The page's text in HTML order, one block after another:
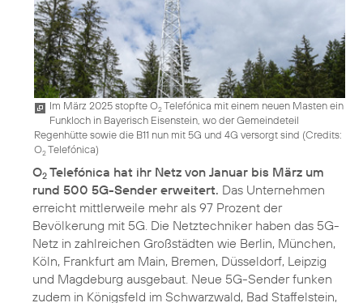
Im März 2025 stopfte O2Telefónica mit einem neuen Masten ein
Funkloch in Bayerisch Eisenstein, wo der Gemeindeteil
Regenhütte sowie die B11 nun mit 5G und 4G versorgt sind (Credits:
O2Telefónica)
O2 Telefónica hat ihr Netz von Januar bis März um
rund 500 5G-Sender erweitert. Das Unternehmen
erreicht mittlerweile mehr als 97 Prozent der
Bevölkerung mit 5G. Die Netztechniker haben das 5G-
Netz in zahlreichen Großstädten wie Berlin, München,
Köln, Frankfurt am Main, Bremen, Düsseldorf, Leipzig
und Magdeburg ausgebaut. Neue 5G-Sender funken
zudem in Königsfeld im Schwarzwald, Bad Staffelstein,